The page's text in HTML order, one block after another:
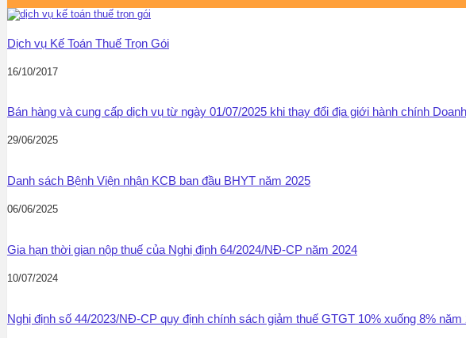
Dịch vụ Kế Toán Thuế Trọn Gói
16/10/2017
Bán hàng và cung cấp dịch vụ từ ngày 01/07/2025 khi thay đổi địa giới hành chính
29/06/2025
Danh sách Bệnh Viện nhận KCB ban đầu BHYT năm 2025
06/06/2025
Gia hạn thời gian nộp thuế của Nghị định 64/2024/NĐ-CP năm 2024
10/07/2024
Nghị định số 44/2023/NĐ-CP quy định chính sách giảm thuế GTGT 10% xuống 8% năm